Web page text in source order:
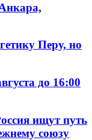
Перу, но
до 16:00
ищут путь
союзу